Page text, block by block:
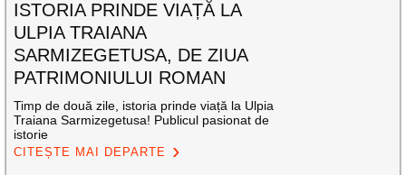
ISTORIA PRINDE VIAȚĂ LA
ULPIA TRAIANA
SARMIZEGETUSA, DE ZIUA
PATRIMONIULUI ROMAN
Timp de două zile, istoria prinde viață la Ulpia
Traiana Sarmizegetusa! Publicul pasionat de
istorie
CITEȘTE MAI DEPARTE